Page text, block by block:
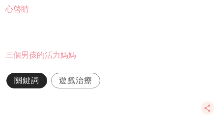
心啓睛
三個男孩的活力媽媽
關鍵詞 遊戲治療